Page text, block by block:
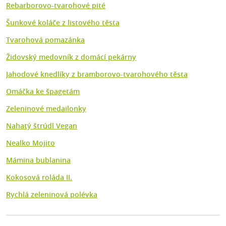
Rebarborovo-tvarohové pité
Šunkové koláče z listového těsta
Tvarohová pomazánka
Židovský medovník z domácí pekárny
Jahodové knedlíky z bramborovo-tvarohového těsta
Omáčka ke špagetám
Zeleninové medailonky
Nahatý štrúdl Vegan
Nealko Mojito
Mámina bublanina
Kokosová roláda II.
Rychlá zeleninová polévka